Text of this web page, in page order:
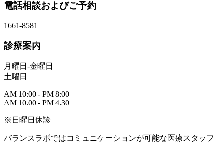
電話相談およびご予約
1661-8581
診療案内
月曜日-金曜日
土曜日
AM 10:00 - PM 8:00
AM 10:00 - PM 4:30
※日曜日休診
バランスラボではコミュニケーションが可能な医療スタッフ